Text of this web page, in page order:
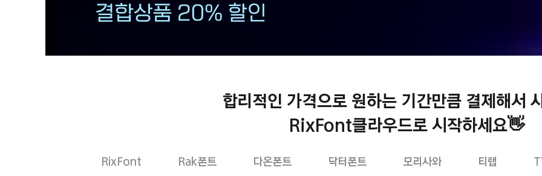
합리적인 가격으로 원하는 기간만큼 결제해서
RixFont클라우드로 시작하세요👋
RixFont Rak폰트 다온폰트 닥터폰트 모리사와 티랩